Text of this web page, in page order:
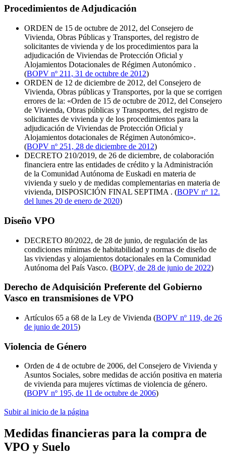
Procedimientos de Adjudicación
ORDEN de 15 de octubre de 2012, del Consejero de
Vivienda, Obras Públicas y Transportes, del registro de
solicitantes de vivienda y de los procedimientos para la
adjudicación de Viviendas de Protección Oficial y
Alojamientos Dotacionales de Régimen Autonómico .
(BOPV nº 211, 31 de octubre de 2012)
ORDEN de 12 de diciembre de 2012, del Consejero de
Vivienda, Obras públicas y Transportes, por la que se corrigen
errores de la: «Orden de 15 de octubre de 2012, del Consejero
de Vivienda, Obras públicas y Transportes, del registro de
solicitantes de vivienda y de los procedimientos para la
adjudicación de Viviendas de Protección Oficial y
Alojamientos dotacionales de Régimen Autonómico».
(BOPV nº 251, 28 de diciembre de 2012)
DECRETO 210/2019, de 26 de diciembre, de colaboración
financiera entre las entidades de crédito y la Administración
de la Comunidad Autónoma de Euskadi en materia de
vivienda y suelo y de medidas complementarias en materia de
vivienda, DISPOSICIÓN FINAL SEPTIMA . (BOPV nº 12.
del lunes 20 de enero de 2020)
Diseño VPO
DECRETO 80/2022, de 28 de junio, de regulación de las
condiciones mínimas de habitabilidad y normas de diseño de
las viviendas y alojamientos dotacionales en la Comunidad
Autónoma del País Vasco. (BOPV, de 28 de junio de 2022)
Derecho de Adquisición Preferente del Gobierno
Vasco en transmisiones de VPO
Artículos 65 a 68 de la Ley de Vivienda (BOPV nº 119, de 26
de junio de 2015)
Violencia de Género
Orden de 4 de octubre de 2006, del Consejero de Vivienda y
Asuntos Sociales, sobre medidas de acción positiva en materia
de vivienda para mujeres víctimas de violencia de género.
(BOPV nº 195, de 11 de octubre de 2006)
Subir al inicio de la página
Medidas financieras para la compra de
VPO y Suelo